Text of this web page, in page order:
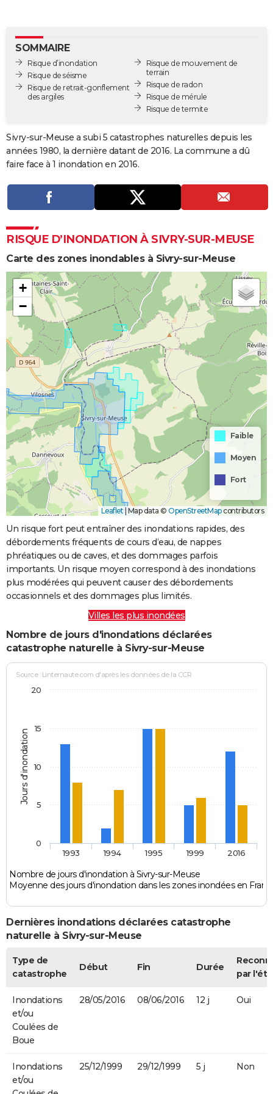
GUIDES D'ACHAT
BONS PLANS
CARTE DE VOEUX
Dictionnaire
Biographies
Citations
Expressions
Proverbes
PROGRAMME TV
COPAINS D'AVANT
S'inscrire
Se connecter
Lycées
Collèges
Primaires
Universités
Entreprises
Service militaire
Avis de recherche
AVIS DE DÉCÈS
FORUM
Bricolage
Lifestyle
Culture
Sport
Auto
Television
Voyage
Cinema
SOMMAIRE
Risque d’inondation
Risque de séisme
Risque de retrait-gonflement
des argiles
Risque de mouvement de
terrain
Risque de radon
Risque de mérule
Risque de termite
Sivry-sur-Meuse a subi 5 catastrophes naturelles depuis les
années 1980, la dernière datant de 2016. La commune a dû
faire face à 1 inondation en 2016.
RISQUE D’INONDATION À SIVRY-SUR-MEUSE
Carte des zones inondables à Sivry-sur-Meuse
+
−
Faible
Moyen
Fort
Leaflet|Map data © OpenStreetMapcontributors
Un risque fort peut entraîner des inondations rapides, des
débordements fréquents de cours d’eau, de nappes
phréatiques ou de caves, et des dommages parfois
importants. Un risque moyen correspond à des inondations
plus modérées qui peuvent causer des débordements
occasionnels et des dommages plus limités.
Villes les plus inondées
Nombre de jours d'inondations déclarées
catastrophe naturelle à Sivry-sur-Meuse
Jours d'inondation
Source : Linternaute.com d'après les données de la CCR
Nombre de jours d'inondation à Sivry-sur-Meuse
Moyenne des jours d'inondation dans les zones inondées en
1993 1994 1995 1999 2016
0
5
10
15
20
Dernières inondations déclarées catastrophe
naturelle à Sivry-sur-Meuse
Type de
catastrophe
Début Fin Durée
par
Inondations
et/ou
Coulées de
Boue
28/05/2016 08/06/2016 12 j Oui
Inondations
et/ou
25/12/1999 29/12/1999 5 j Non